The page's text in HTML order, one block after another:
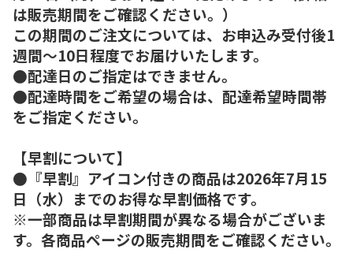
は販売期間をご確認ください。）
この期間のご注文については、お申込み受付後1
週間～10日程度でお届けいたします。
●配達日のご指定はできません。
●配達時間をご希望の場合は、配達希望時間帯
をご指定ください。
【早割について】
●『早割』アイコン付きの商品は2026年7月15
日（水）までのお得な早割価格です。
※一部商品は早割期間が異なる場合がございま
す。各商品ページの販売期間をご確認ください。